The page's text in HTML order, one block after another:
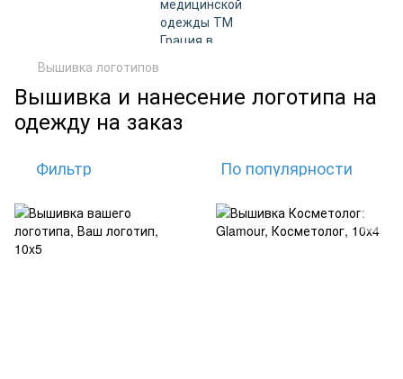
Вышивка логотипов
Вышивка и нанесение логотипа на
одежду на заказ
Фильтр По популярности